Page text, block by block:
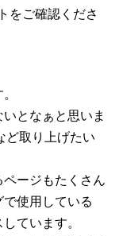
をご確認くださ
となぁと思いま
ど取り上げたい
ージもたくさん
使用している
ています。